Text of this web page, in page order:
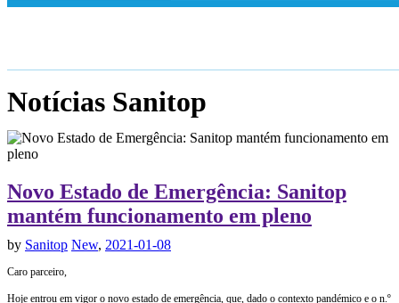
Notícias Sanitop
Novo Estado de Emergência: Sanitop
mantém funcionamento em pleno
by Sanitop New, 2021-01-08
Caro parceiro,
Hoje entrou em vigor o novo estado de emergência, que, dado o contexto pandémico e o n.º